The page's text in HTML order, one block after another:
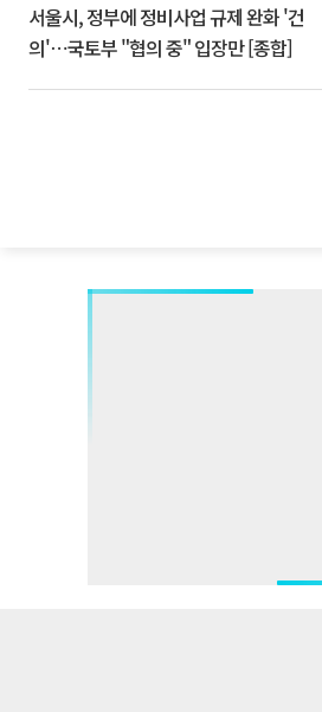
서울시, 정부에 정비사업 규제 완화 '건
의'⋯국토부 "협의 중" 입장만 [종합]